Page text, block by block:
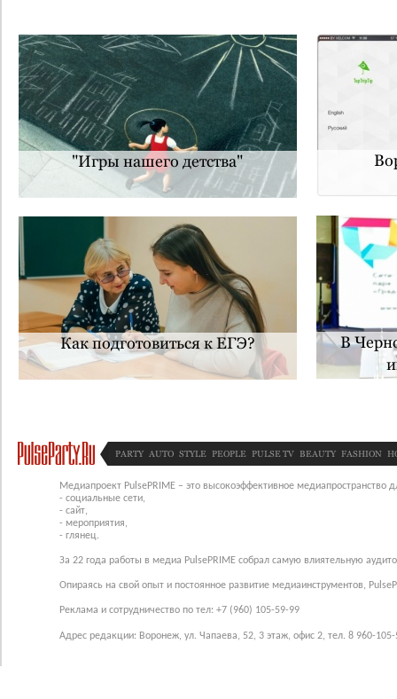
"Игры нашего детства"
Как подготовиться к ЕГЭ?
В
PARTY AUTO STYLE PEOPLE PULSE TV BEAUTY FASHION
Медиапроект PulsePRIME – это высокоэффективное медиапространство
- социальные сети,
- сайт,
- мероприятия,
- глянец.
За 22 года работы в медиа PulsePRIME собрал самую влиятельную
Опираясь на свой опыт и постоянное развитие медиаинструментов,
Реклама и сотрудничество по тел: +7 (960) 105-59-99
Адрес редакции: Воронеж, ул. Чапаева, 52, 3 этаж, офис 2, тел. 8 960-